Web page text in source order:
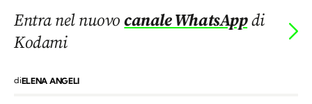
Entra nel nuovocanale WhatsAppdi
Kodami
diELENA ANGELI